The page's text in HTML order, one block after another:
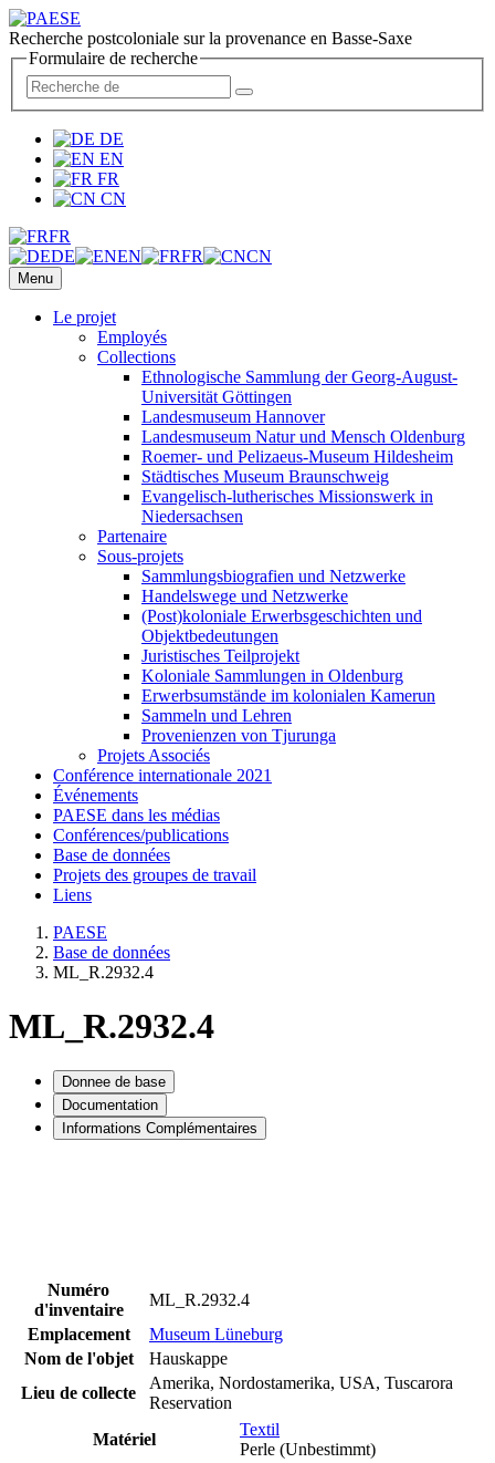
Recherche postcoloniale sur la provenance en Basse-Saxe
Formulaire de recherche
DE
EN
FR
CN
FR
DE
EN FR CN
Menu
Le projet
Employés
Collections
Ethnologische Sammlung der Georg-August-
Universität Göttingen
Landesmuseum Hannover
Landesmuseum Natur und Mensch Oldenburg
Roemer- und Pelizaeus-Museum Hildesheim
Städtisches Museum Braunschweig
Evangelisch-lutherisches Missionswerk in
Niedersachsen
Partenaire
Sous-projets
Sammlungsbiografien und Netzwerke
Handelswege und Netzwerke
(Post)koloniale Erwerbsgeschichten und
Objektbedeutungen
Juristisches Teilprojekt
Koloniale Sammlungen in Oldenburg
Erwerbsumstände im kolonialen Kamerun
Sammeln und Lehren
Provenienzen von Tjurunga
Projets Associés
Conférence internationale 2021
Événements
PAESE dans les médias
Conférences/publications
Base de données
Projets des groupes de travail
Liens
PAESE
Base de données
ML_R.2932.4
ML_R.2932.4
Donnee de base
Documentation
Informations Complémentaires
Numéro
d'inventaire
ML_R.2932.4
Emplacement
Museum Lüneburg
Nom de l'objet
Hauskappe
Lieu de collecte
Amerika, Nordostamerika, USA, Tuscarora
Reservation
Matériel
Textil
Perle (Unbestimmt)